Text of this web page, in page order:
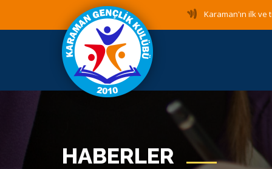
Karaman'ın ilk ve
HABERLER